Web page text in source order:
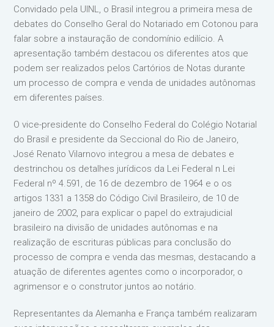
Convidado pela UINL, o Brasil integrou a primeira mesa de
debates do Conselho Geral do Notariado em Cotonou para
falar sobre a instauração de condomínio edilício. A
apresentação também destacou os diferentes atos que
podem ser realizados pelos Cartórios de Notas durante
um processo de compra e venda de unidades autônomas
em diferentes países.
O vice-presidente do Conselho Federal do Colégio Notarial
do Brasil e presidente da Seccional do Rio de Janeiro,
José Renato Vilarnovo integrou a mesa de debates e
destrinchou os detalhes jurídicos da Lei Federal n Lei
Federal nº 4.591, de 16 de dezembro de 1964 e o os
artigos 1331 a 1358 do Código Civil Brasileiro, de 10 de
janeiro de 2002, para explicar o papel do extrajudicial
brasileiro na divisão de unidades autônomas e na
realização de escrituras públicas para conclusão do
processo de compra e venda das mesmas, destacando a
atuação de diferentes agentes como o incorporador, o
agrimensor e o construtor juntos ao notário.
Representantes da Alemanha e França também realizaram